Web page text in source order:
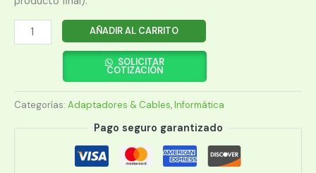
CABLE
EXTENSOR
10MTS
cantidad
AÑADIR AL CARRITO
SOLICITAR
COTIZACIÓN
Categorías: Adaptadores & Cables,Informática
Pago seguro garantizado